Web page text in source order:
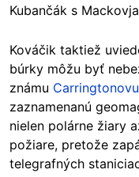
Kubančák s
Kováčik taktiež
búrky môžu byť
známu
zaznamenanú
nielen polárne žiary
požiare, pretože
telegrafných